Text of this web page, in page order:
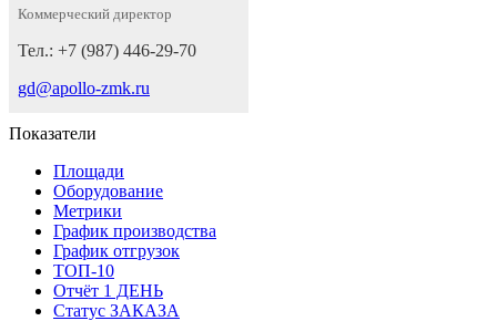
Коммерческий директор
Тел.: +7 (987) 446-29-70
gd@apollo-zmk.ru
Показатели
Площади
Оборудование
Метрики
График производства
График отгрузок
ТОП-10
Отчёт 1 ДЕНЬ
Статус ЗАКАЗА